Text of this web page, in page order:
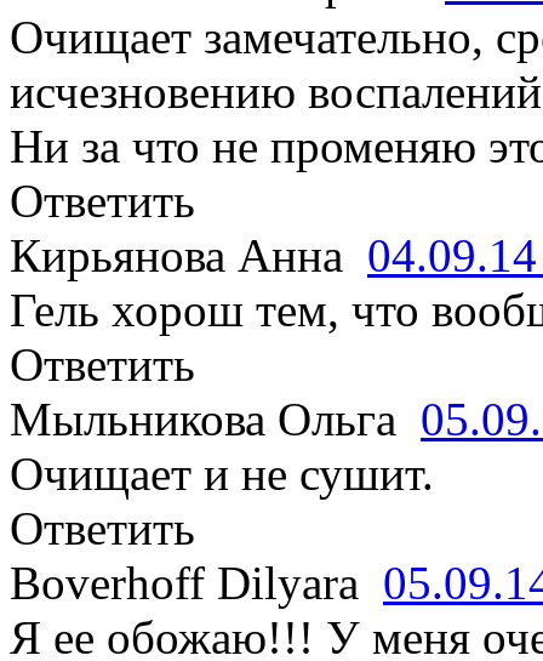
Очищает замечательно,
исчезновению
Ни за что не променяю
Ответить
Кирьянова Анна
Гель хорош тем, что
Ответить
Мыльникова Ольга
Очищает и не сушит.
Ответить
Boverhoff Dilyara
Я ее обожаю!!! У меня